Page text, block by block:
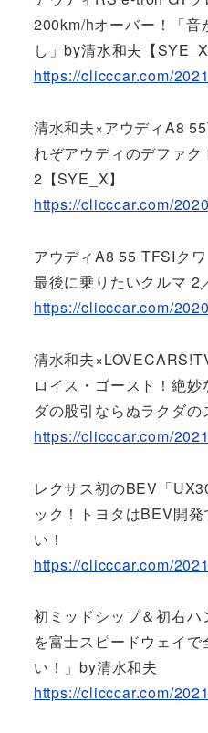
200km/hオーバー！「音
し」by清水和夫【SYE_X
https://clicccar.com/
清水和夫×アウディA8
れぞアウディのデファ
2【SYE_X】
https://clicccar.com/
アウディA8 55 TFSIク
最後に乗りたいクルマ 2
https://clicccar.com/
清水和夫
ロイス・ゴースト！絶
ダの股引ならぬラクダの
https://clicccar.com/
レクサス初のBEV「
ック！トヨタはBEV開
い！
https://clicccar.com/
初ミッドシップ＆初右ハ
を富士スピードウェイ
い！」by清水和夫
https://clicccar.com/